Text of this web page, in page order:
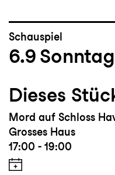
Schauspiel
6.9 Sonntag
Dieses
Mord auf Schloss
Grosses Haus
17:00 - 19:00